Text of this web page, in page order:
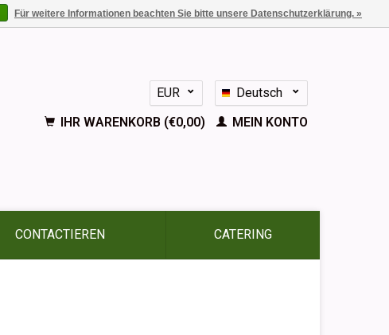
EUR
GBP
Deutsch
Nederlands
English
IHR WARENKORB (€0,00) MEIN KONTO
CONTACTIEREN CATERING
Für weitere Informationen beachten Sie bitte unsere Datenschutzerklärung. »